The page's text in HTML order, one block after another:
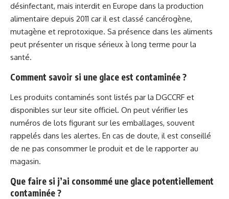
désinfectant, mais interdit en Europe dans la production
alimentaire depuis 2011 car il est classé cancérogène,
mutagène et reprotoxique. Sa présence dans les aliments
peut présenter un risque sérieux à long terme pour la
santé.
Comment savoir si une glace est contaminée ?
Les produits contaminés sont listés par la DGCCRF et
disponibles sur leur site officiel. On peut vérifier les
numéros de lots figurant sur les emballages, souvent
rappelés dans les alertes. En cas de doute, il est conseillé
de ne pas consommer le produit et de le rapporter au
magasin.
Que faire si j’ai consommé une glace potentiellement
contaminée ?